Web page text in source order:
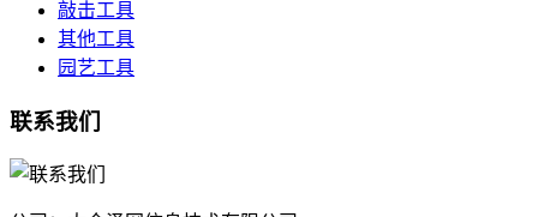
敲击工具
其他工具
园艺工具
联系我们